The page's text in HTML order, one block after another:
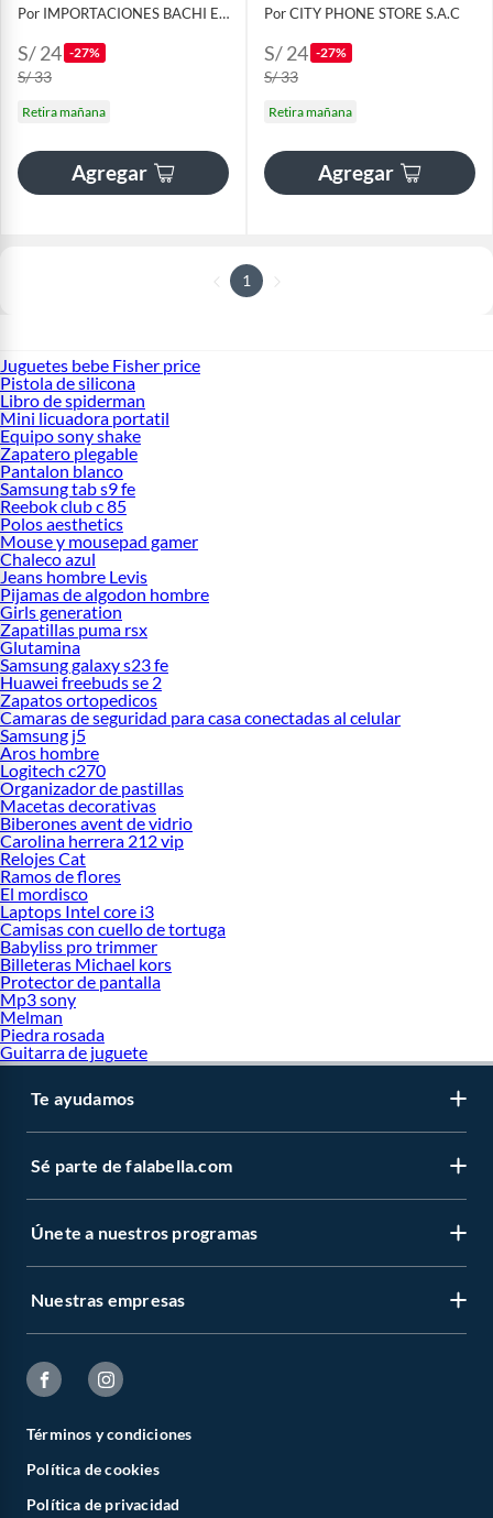
Por IMPORTACIONES BACHI E.I.R.L.
S/ 24 -27%
S/ 33
Retira mañana
Agregar
Por CITY PHONE STORE S.A.C
S/ 24 -27%
S/ 33
Retira mañana
Agregar
1
Juguetes bebe Fisher price
Pistola de silicona
Libro de spiderman
Mini licuadora portatil
Equipo sony shake
Zapatero plegable
Pantalon blanco
Samsung tab s9 fe
Reebok club c 85
Polos aesthetics
Mouse y mousepad gamer
Chaleco azul
Jeans hombre Levis
Pijamas de algodon hombre
Girls generation
Zapatillas puma rsx
Glutamina
Samsung galaxy s23 fe
Huawei freebuds se 2
Zapatos ortopedicos
Camaras de seguridad para casa conectadas al celular
Samsung j5
Aros hombre
Logitech c270
Organizador de pastillas
Macetas decorativas
Biberones avent de vidrio
Carolina herrera 212 vip
Relojes Cat
Ramos de flores
El mordisco
Laptops Intel core i3
Camisas con cuello de tortuga
Babyliss pro trimmer
Billeteras Michael kors
Protector de pantalla
Mp3 sony
Melman
Piedra rosada
Guitarra de juguete
Te ayudamos
Sé parte de falabella.com
Únete a nuestros programas
Nuestras empresas
Términos y condiciones
Política de cookies
Política de privacidad